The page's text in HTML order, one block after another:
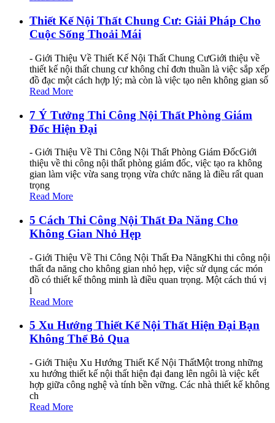
Thiết Kế Nội Thất Chung Cư: Giải Pháp Cho
Cuộc Sống Thoải Mái
- Giới Thiệu Về Thiết Kế Nội Thất Chung CưGiới thiệu về
thiết kế nội thất chung cư không chỉ đơn thuần là việc sắp xếp
đồ đạc một cách hợp lý; mà còn là việc tạo nên không gian số
Read More
7 Ý Tưởng Thi Công Nội Thất Phòng Giám
Đốc Hiện Đại
- Giới Thiệu Về Thi Công Nội Thất Phòng Giám ĐốcGiới
thiệu về thi công nội thất phòng giám đốc, việc tạo ra không
gian làm việc vừa sang trọng vừa chức năng là điều rất quan
trọng
Read More
5 Cách Thi Công Nội Thất Đa Năng Cho
Không Gian Nhỏ Hẹp
- Giới Thiệu Về Thi Công Nội Thất Đa NăngKhi thi công nội
thất đa năng cho không gian nhỏ hẹp, việc sử dụng các món
đồ có thiết kế thông minh là điều quan trọng. Một cách thú vị
l
Read More
5 Xu Hướng Thiết Kế Nội Thất Hiện Đại Bạn
Không Thể Bỏ Qua
- Giới Thiệu Xu Hướng Thiết Kế Nội ThấtMột trong những
xu hướng thiết kế nội thất hiện đại đang lên ngôi là việc kết
hợp giữa công nghệ và tính bền vững. Các nhà thiết kế không
ch
Read More